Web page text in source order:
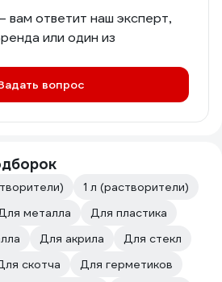
вам ответит наш эксперт,
или один из
вопрос
1 л (растворители)
металла
Для пластика
Для акрила
Для стекл
скотча
Для герметиков